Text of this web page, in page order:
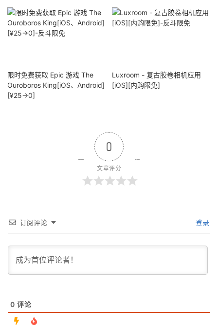
限时免费获取 Epic 游戏 The
Ouroboros King[iOS、Android]
[¥25→0]
Luxroom - 复古胶卷相机应用
[iOS][内购限免]
0
文章评分
订阅评论 登录
0 评论